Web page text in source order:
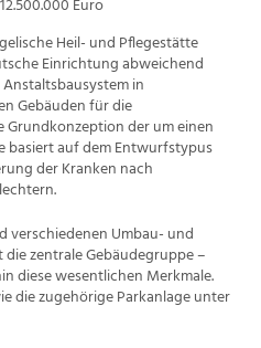
Euro
Heil- und Pflegestätte
Einrichtung abweichend
in
Gebäuden für die
der um einen
basiert auf dem Entwurfstypus
der Kranken nach
verschiedenen Umbau- und
zentrale Gebäudegruppe –
diese wesentlichen Merkmale.
die zugehörige Parkanlage unter